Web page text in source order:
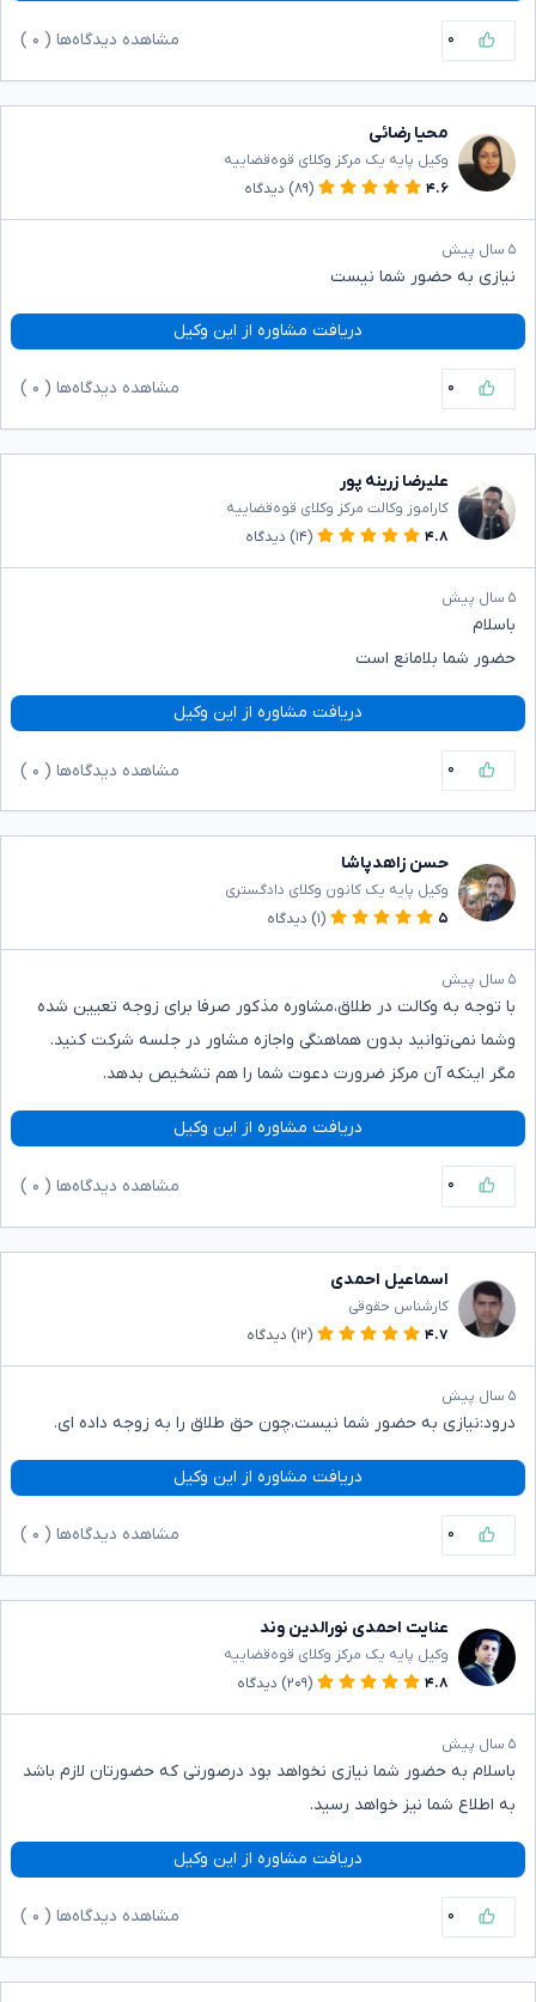
۰ مشاهده دیدگاه‌ها ( ۰
محیا رضائی
وکیل پایه یک مرکز وکلای قوه‌قضاییه
۴.۶
(۸۹) دیدگاه
۵ سال پیش
نیازی به حضور شما نیست
دریافت مشاوره از این وکیل
۰ مشاهده دیدگاه‌ها ( ۰
علیرضا زرینه پور
کاراموز وکالت مرکز وکلای قوه‌قضاییه
۴.۸
(۱۴) دیدگاه
۵ سال پیش
باسلام
حضور شما بلامانع است
دریافت مشاوره از این وکیل
۰ مشاهده دیدگاه‌ها ( ۰
حسن زاهدپاشا
وکیل پایه یک کانون وکلای دادگستری
۵
(۱) دیدگاه
۵ سال پیش
با توجه به وکالت در طلاق،مشاوره مذکور صرفا برای زوجه تعیین شده
وشما نمی‌توانید بدون هماهنگی واجازه مشاور در جلسه شرکت کنید.
مگر اینکه آن مرکز ضرورت دعوت شما را هم تشخیص بدهد.
دریافت مشاوره از این وکیل
۰ مشاهده دیدگاه‌ها ( ۰
اسماعیل احمدی
کارشناس حقوقی
۴.۷
(۱۲) دیدگاه
۵ سال پیش
درود:نیازی به حضور شما نیست،چون حق طلاق را به زوجه داده ای.
دریافت مشاوره از این وکیل
۰ مشاهده دیدگاه‌ها ( ۰
عنایت احمدی نورالدین وند
وکیل پایه یک مرکز وکلای قوه‌قضاییه
۴.۸
(۲۰۹) دیدگاه
۵ سال پیش
باسلام به حضور شما نیازی نخواهد بود درصورتی که حضورتان لازم باشد
به اطلاع شما نیز خواهد رسید.
دریافت مشاوره از این وکیل
۰ مشاهده دیدگاه‌ها ( ۰